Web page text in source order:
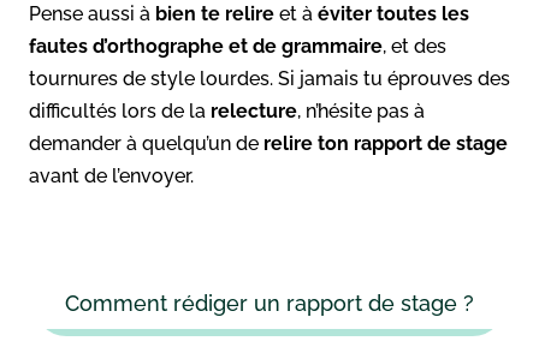
Pense aussi à bien te relire et à éviter toutes les
fautes d’orthographe et de grammaire, et des
tournures de style lourdes. Si jamais tu éprouves des
difficultés lors de la relecture, n’hésite pas à
demander à quelqu’un de relire ton rapport de stage
avant de l’envoyer.
Comment rédiger un rapport de stage ?